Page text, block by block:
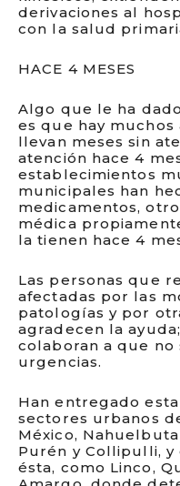
derivaciones al
con la salud
HACE 4 MESES
Algo que le ha
es que hay
llevan meses sin
atención hace 4
establecimientos
municipales han
medicamentos,
médica
la tienen hace 4
Las personas que
afectadas por las
patologías y por
agradecen la
colaboran a que no
urgencias.
Han entregado
sectores urbanos
México,
Purén y Collipulli,
ésta, como Linco,